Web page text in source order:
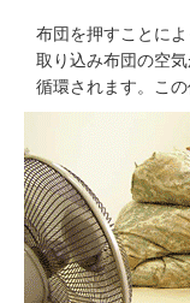
布団を押すことに
取り込み布団の空
循環されます。こ